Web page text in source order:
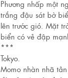
Phương nhấp một
trắng đậu sát bờ
lên trước gió. Mặt
biển có vẻ đập
***
Tokyo.
Momo nhàn nhã